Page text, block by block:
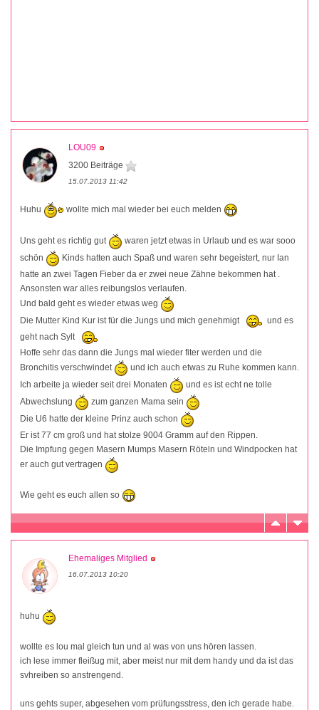
LOU09
3200 Beiträge
15.07.2013 11:42
Huhu wollte mich mal wieder bei euch melden
Uns geht es richtig gut
waren jetzt etwas in Urlaub und es war sooo
schön
Kinds hatten auch Spaß und waren sehr begeistert, nur Ian
hatte an zwei Tagen Fieber da er zwei neue Zähne bekommen hat .
Ansonsten war alles reibungslos verlaufen.
Und bald geht es wieder etwas weg
Die Mutter Kind Kur ist für die Jungs und mich genehmigt
und es
geht nach Sylt
Hoffe sehr das dann die Jungs mal wieder fiter werden und die
Bronchitis verschwindet
und ich auch etwas zu Ruhe kommen kann.
Ich arbeite ja wieder seit drei Monaten
und es ist echt ne tolle
Abwechslung
zum ganzen Mama sein
Die U6 hatte der kleine Prinz auch schon
Er ist 77 cm groß und hat stolze 9004 Gramm auf den Rippen.
Die Impfung gegen Masern Mumps Masern Röteln und Windpocken hat
er auch gut vertragen
Wie geht es euch allen so
Ehemaliges Mitglied
16.07.2013 10:20
huhu
wollte es lou mal gleich tun und al was von uns hören lassen.
ich lese immer fleißug mit, aber meist nur mit dem handy und da ist das
svhreiben so anstrengend.
uns gehts super, abgesehen vom prüfungsstress, den ich gerade habe.